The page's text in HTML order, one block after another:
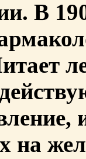
В
на